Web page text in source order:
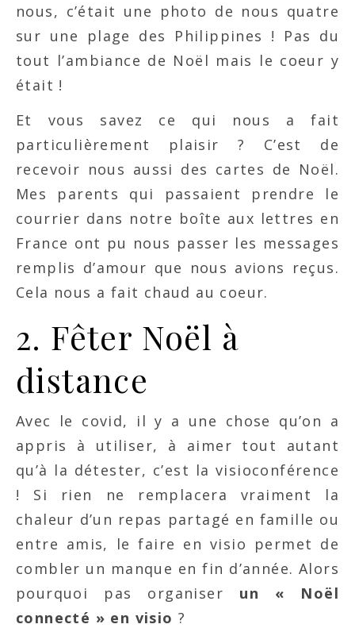
nous, c’était une photo de nous quatre
sur une plage des Philippines ! Pas du
tout l’ambiance de Noël mais le coeur y
était !
Et vous savez ce qui nous a fait
particulièrement plaisir ? C’est de
recevoir nous aussi des cartes de Noël.
Mes parents qui passaient prendre le
courrier dans notre boîte aux lettres en
France ont pu nous passer les messages
remplis d’amour que nous avions reçus.
Cela nous a fait chaud au coeur.
2. Fêter Noël à
distance
Avec le covid, il y a une chose qu’on a
appris à utiliser, à aimer tout autant
qu’à la détester, c’est la visioconférence
! Si rien ne remplacera vraiment la
chaleur d’un repas partagé en famille ou
entre amis, le faire en visio permet de
combler un manque en fin d’année. Alors
pourquoi pas organiser un « Noël
connecté » en visio ?